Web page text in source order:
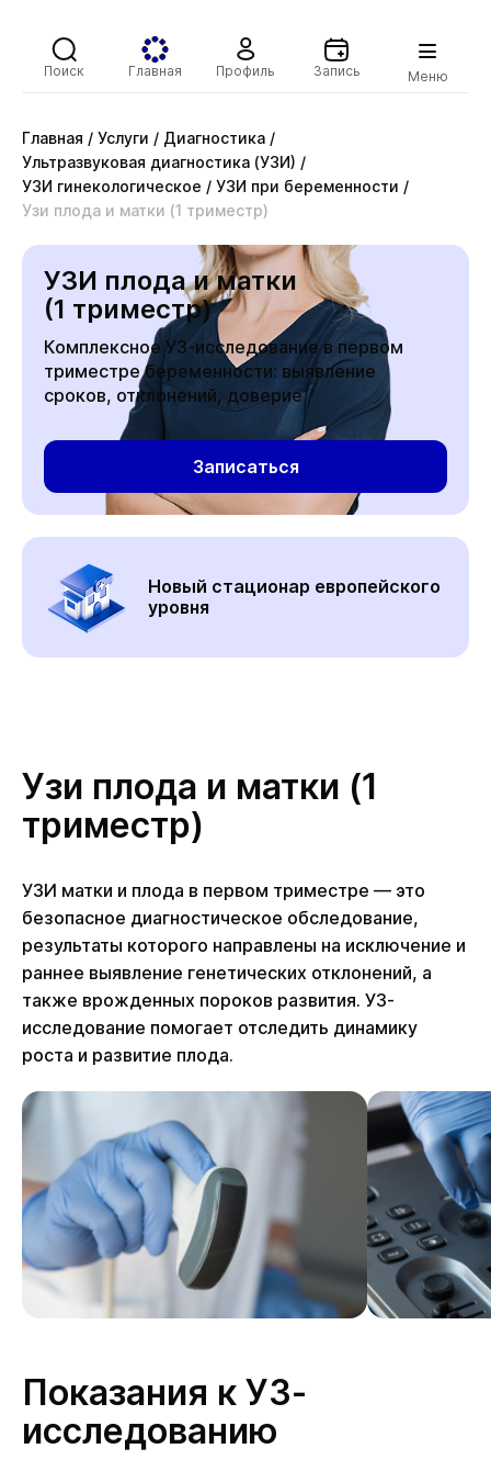
Поиск Главная Профиль Запись Меню
Главная / Услуги / Диагностика /
Ультразвуковая диагностика (УЗИ) /
УЗИ гинекологическое / УЗИ при беременности /
Узи плода и матки (1 триместр)
УЗИ плода и матки
(1 триместр)
Комплексное УЗ-исследование в первом
триместре беременности: выявление
сроков, отклонений, доверие
Записаться
Новый стационар европейского
уровня
Узи плода и матки (1
триместр)
УЗИ матки и плода в первом триместре — это
безопасное диагностическое обследование,
результаты которого направлены на исключение и
раннее выявление генетических отклонений, а
также врожденных пороков развития. УЗ-
исследование помогает отследить динамику
роста и развитие плода.
Показания к УЗ-
исследованию